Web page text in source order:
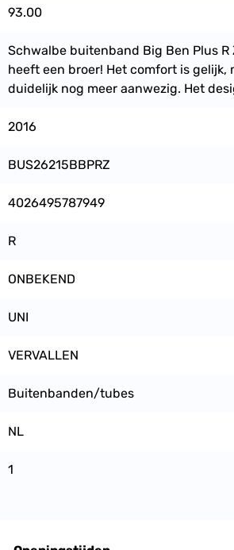
93.00
Schwalbe buitenband Big Ben Plus
heeft een broer! Het comfort is gelijk,
duidelijk nog meer aanwezig. Het
2016
BUS26215BBPRZ
4026495787949
R
ONBEKEND
UNI
VERVALLEN
Buitenbanden/tubes
NL
1